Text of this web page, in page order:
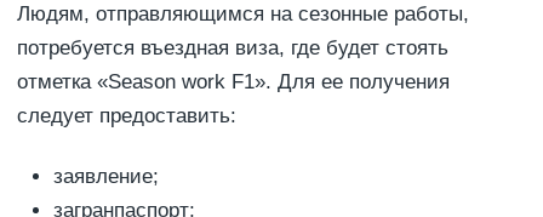
Людям, отправляющимся на сезонные работы,
потребуется въездная виза, где будет стоять
отметка «Season work F1». Для ее получения
следует предоставить:
заявление;
загранпаспорт;